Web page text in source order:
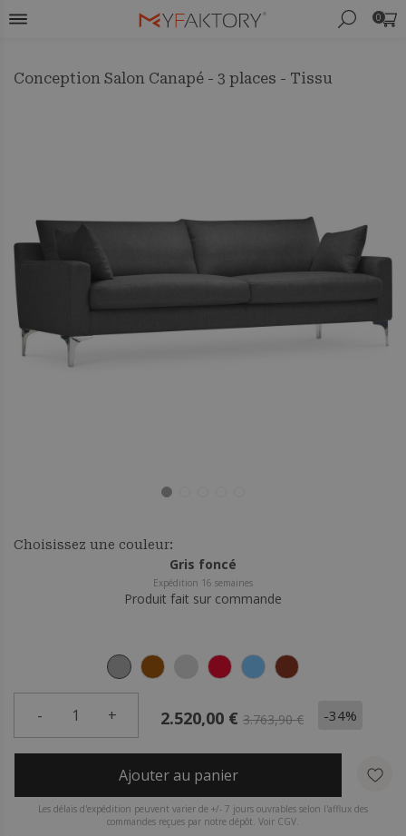
0
Conception Salon Canapé - 3 places - Tissu
Choisissez une couleur:
Gris foncé
Expédition 16 semaines
Produit fait sur commande
- 1 + 2.520,00 € 3.763,90 € -34%
Ajouter au panier
Les délais d'expédition peuvent varier de +/- 7 jours ouvrables selon l'afflux des
commandes reçues par notre dépôt. Voir CGV.